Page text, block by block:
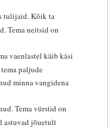
tulijaid. Kõik ta
Tema neitsid on
vaenlastel käib käsi
paljude
minna vangidena
Tema vürstid on
astuvad jõuetult